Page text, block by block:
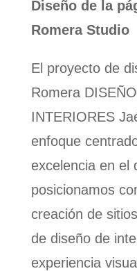
Diseño de la
Romera Studio
El proyecto de
Romera
INTERIORES
enfoque
excelencia en el
posicionamos
creación de
de diseño de
experiencia